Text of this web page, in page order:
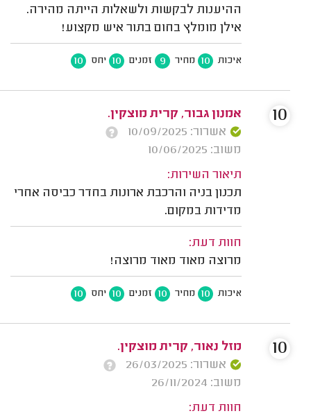
ההיענות לבקשות ולשאלות הייתה מהירה.
אילן מומלץ בחום בתור איש מקצוע!
איכות 10 מחיר 9 זמנים 10 יחס 10
אמנון גבור, קרית מוצקין.
אשרור: 10/09/2025
משוב: 10/06/2025
תיאור השירות:
תכנון בניה והרכבת ארונות בחדר כביסה אחרי
מדידות במקום.
חוות דעת:
מרוצה מאוד מאוד מרוצה!
איכות 10 מחיר 10 זמנים 10 יחס 10
10
מזל נאור, קרית מוצקין.
אשרור: 26/03/2025
משוב: 26/11/2024
חוות דעת:
10